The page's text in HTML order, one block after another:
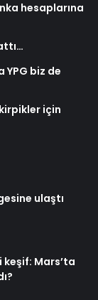
hesaplarına
YPG biz de
için
ulaştı
keşif: Mars’ta